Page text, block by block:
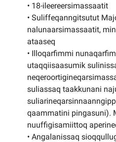
• 18-ileereersimassaatit
• Suliffeqanngitsutut
nalunaarsimassaatit,
ataaseq
• Illoqarfimmi
utaqqiisaasumik
suliassaq taakkunani
qaammatini pingasuni).
nuuffigisamiittoq
• Angalanissaq